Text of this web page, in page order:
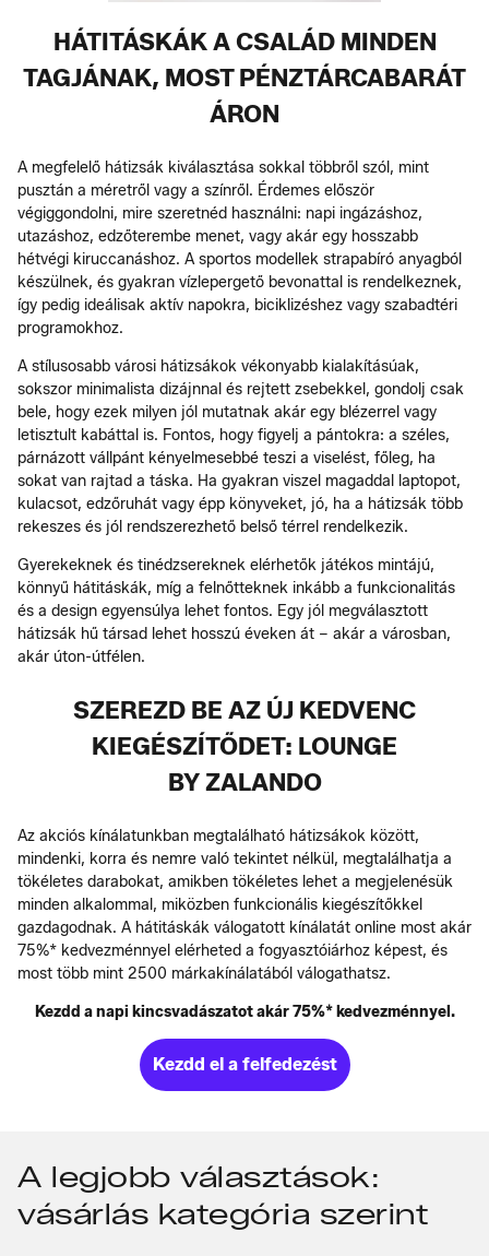
HÁTITÁSKÁK A CSALÁD MINDEN
TAGJÁNAK, MOST PÉNZTÁRCABARÁT
ÁRON
A megfelelő hátizsák kiválasztása sokkal többről szól, mint
pusztán a méretről vagy a színről. Érdemes először
végiggondolni, mire szeretnéd használni: napi ingázáshoz,
utazáshoz, edzőterembe menet, vagy akár egy hosszabb
hétvégi kiruccanáshoz. A sportos modellek strapabíró anyagból
készülnek, és gyakran vízlepergető bevonattal is rendelkeznek,
így pedig ideálisak aktív napokra, biciklizéshez vagy szabadtéri
programokhoz.
A stílusosabb városi hátizsákok vékonyabb kialakításúak,
sokszor minimalista dizájnnal és rejtett zsebekkel, gondolj csak
bele, hogy ezek milyen jól mutatnak akár egy blézerrel vagy
letisztult kabáttal is. Fontos, hogy figyelj a pántokra: a széles,
párnázott vállpánt kényelmesebbé teszi a viselést, főleg, ha
sokat van rajtad a táska. Ha gyakran viszel magaddal laptopot,
kulacsot, edzőruhát vagy épp könyveket, jó, ha a hátizsák több
rekeszes és jól rendszerezhető belső térrel rendelkezik.
Gyerekeknek és tinédzsereknek elérhetők játékos mintájú,
könnyű hátitáskák, míg a felnőtteknek inkább a funkcionalitás
és a design egyensúlya lehet fontos. Egy jól megválasztott
hátizsák hű társad lehet hosszú éveken át – akár a városban,
akár úton-útfélen.
SZEREZD BE AZ ÚJ KEDVENC
KIEGÉSZÍTŐDET: LOUNGE
BY ZALANDO
Az akciós kínálatunkban megtalálható hátizsákok között,
mindenki, korra és nemre való tekintet nélkül, megtalálhatja a
tökéletes darabokat, amikben tökéletes lehet a megjelenésük
minden alkalommal, miközben funkcionális kiegészítőkkel
gazdagodnak. A hátitáskák válogatott kínálatát online most akár
75%* kedvezménnyel elérheted a fogyasztóiárhoz képest, és
most több mint 2500 márkakínálatából válogathatsz.
Kezdd a napi kincsvadászatot akár 75%* kedvezménnyel.
Kezdd el a felfedezést
A legjobb választások:
vásárlás kategória szerint